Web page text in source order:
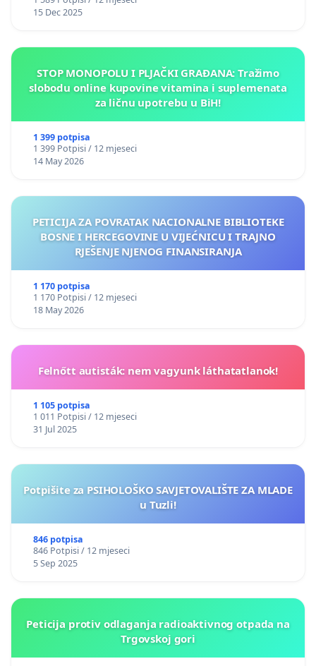
15 Dec 2025
STOP MONOPOLU I PLJAČKI GRAĐANA: Tražimo
slobodu online kupovine vitamina i suplemenata
za ličnu upotrebu u BiH!
1 399 potpisa
1 399 Potpisi / 12 mjeseci
14 May 2026
PETICIJA ZA POVRATAK NACIONALNE BIBLIOTEKE
BOSNE I HERCEGOVINE U VIJEĆNICU I TRAJNO
RJEŠENJE NJENOG FINANSIRANJA
1 170 potpisa
1 170 Potpisi / 12 mjeseci
18 May 2026
Felnőtt autisták: nem vagyunk láthatatlanok!
1 105 potpisa
1 011 Potpisi / 12 mjeseci
31 Jul 2025
Potpišite za PSIHOLOŠKO SAVJETOVALIŠTE ZA MLADE
u Tuzli!
846 potpisa
846 Potpisi / 12 mjeseci
5 Sep 2025
Peticija protiv odlaganja radioaktivnog otpada na
Trgovskoj gori